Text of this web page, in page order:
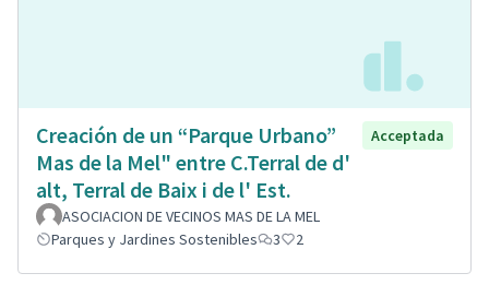
Creación de un “Parque Urbano”
Mas de la Mel" entre C.Terral de d'
alt, Terral de Baix i de l' Est.
Acceptada
ASOCIACION DE VECINOS MAS DE LA MEL
Parques y Jardines Sostenibles
3 2